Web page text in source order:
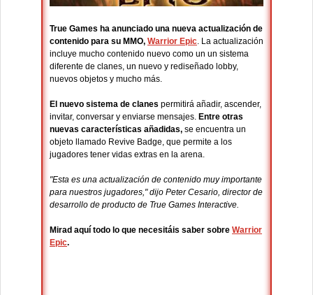
True Games ha anunciado una nueva actualización de
contenido para su MMO, Warrior Epic. La actualización
incluye mucho contenido nuevo como un un sistema
diferente de clanes, un nuevo y rediseñado lobby,
nuevos objetos y mucho más.
El nuevo sistema de clanes permitirá añadir, ascender,
invitar, conversar y enviarse mensajes. Entre otras
nuevas características añadidas, se encuentra un
objeto llamado Revive Badge, que permite a los
jugadores tener vidas extras en la arena.
"Esta es una actualización de contenido muy importante
para nuestros jugadores," dijo Peter Cesario, director de
desarrollo de producto de True Games Interactive.
Mirad aquí todo lo que necesitáis saber sobre Warrior
Epic.